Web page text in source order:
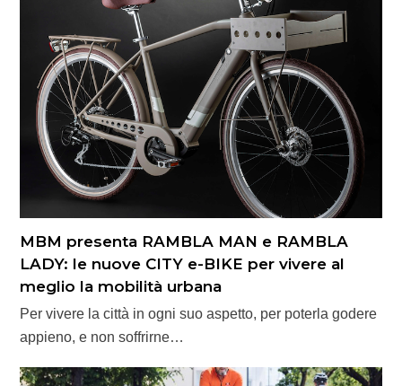
MBM presenta RAMBLA MAN e RAMBLA
LADY: le nuove CITY e-BIKE per vivere al
meglio la mobilità urbana
Per vivere la città in ogni suo aspetto, per poterla godere
appieno, e non soffrirne…